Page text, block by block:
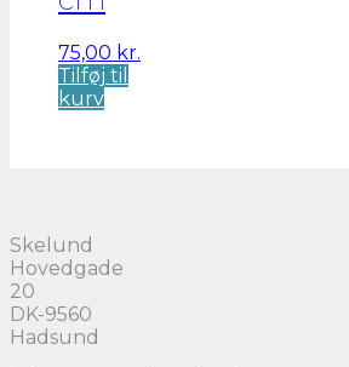
75,00 kr.
Tilføj til
kurv
Skelund
Hovedgade
20
DK-9560
Hadsund